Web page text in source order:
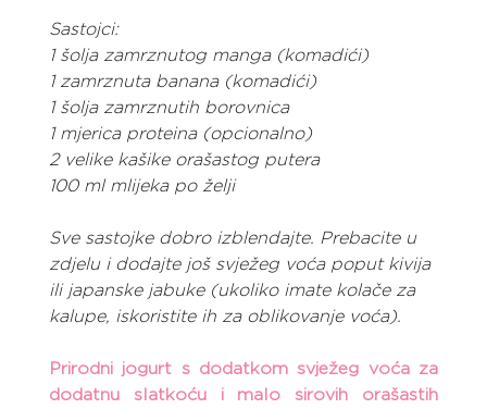
Sastojci:
1 šolja zamrznutog manga (komadići)
1 zamrznuta banana (komadići)
1 šolja zamrznutih borovnica
1 mjerica proteina (opcionalno)
2 velike kašike orašastog putera
100 ml mlijeka po želji
Sve sastojke dobro izblendajte. Prebacite u
zdjelu i dodajte još svježeg voća poput kivija
ili japanske jabuke (ukoliko imate kolače za
kalupe, iskoristite ih za oblikovanje voća).
Prirodni jogurt s dodatkom svježeg voća za
dodatnu slatkoću i malo sirovih orašastih